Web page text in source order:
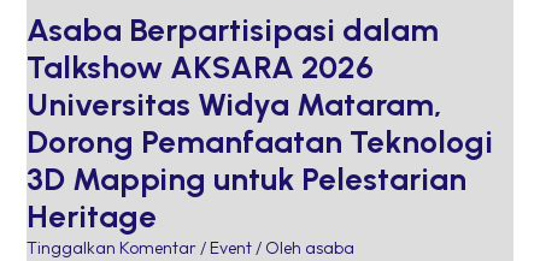
Asaba Berpartisipasi dalam
Talkshow AKSARA 2026
Universitas Widya Mataram,
Dorong Pemanfaatan Teknologi
3D Mapping untuk Pelestarian
Heritage
Tinggalkan Komentar/ Event/ Oleh asaba
Teknologi
3D
Mapping
untuk
Pelestarian
Heritage